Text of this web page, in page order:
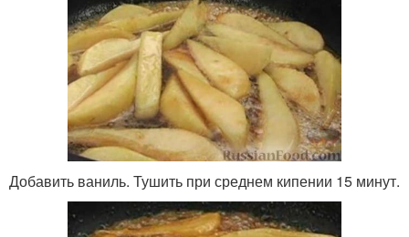
Добавить ваниль. Тушить при среднем кипении 15 минут.